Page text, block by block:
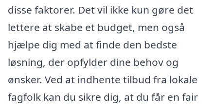
disse faktorer. Det vil ikke kun gøre det
lettere at skabe et budget, men også
hjælpe dig med at finde den bedste
løsning, der opfylder dine behov og
ønsker. Ved at indhente tilbud fra lokale
fagfolk kan du sikre dig, at du får en fair